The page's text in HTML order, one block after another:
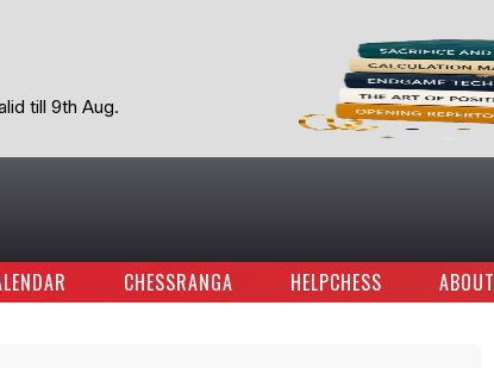
till 9th Aug.
CHESSRANGA HELPCHESS ABOUT